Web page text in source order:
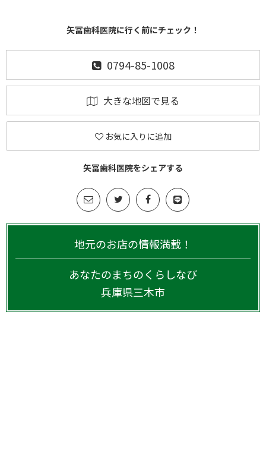
矢冨歯科医院に行く前にチェック！
0794-85-1008
大きな地図で見る
お気に入りに追加
矢冨歯科医院をシェアする
地元のお店の情報満載！
あなたのまちのくらしなび
兵庫県三木市